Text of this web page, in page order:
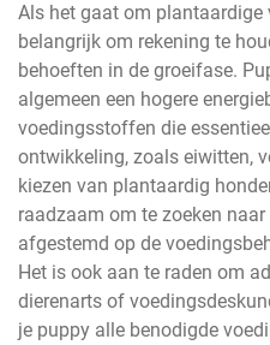
Als het gaat om plantaardige
belangrijk om rekening te
behoeften in de groeifase.
algemeen een hogere
voedingsstoffen die
ontwikkeling, zoals eiwitten,
kiezen van plantaardig
raadzaam om te zoeken
afgestemd op de
Het is ook aan te raden om
dierenarts of
je puppy alle benodigde